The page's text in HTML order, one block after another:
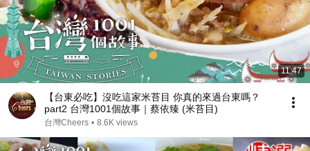
11:47
【台東必吃】沒吃這家米苔目 你真的來過台東嗎？
part2 台灣1001個故事｜蔡依臻 (米苔目)
台灣Cheers • 8.6K views